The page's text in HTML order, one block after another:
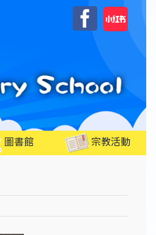
Facebook
自
訂
圖書館 宗教活動